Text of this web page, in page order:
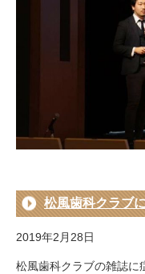
松風歯科クラブ
2019年2月28日
松風歯科クラブの雑誌に